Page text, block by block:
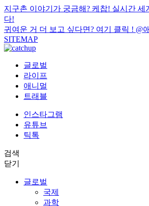
지구촌 이야기가 궁금해? 케찹! 실시간 세
다!
귀여운 거 더 보고 싶다면? 여기 클릭 ! @
SITEMAP
글로벌
라이프
애니멀
트래블
인스타그램
유튜브
틱톡
검색
닫기
글로벌
국제
과학